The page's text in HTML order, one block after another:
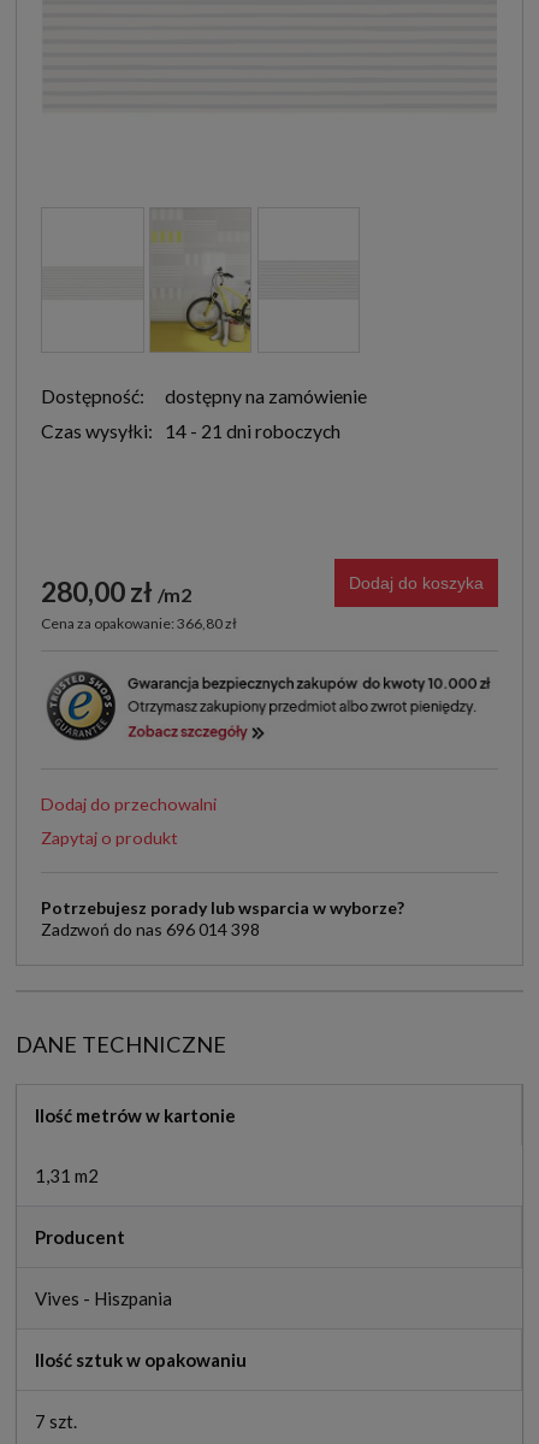
Dostępność:
dostępny na zamówienie
Czas wysyłki:
14 - 21 dni roboczych
280,00 zł m2
Cena za opakowanie: 366,80 zł
Dodaj do koszyka
Dodaj do przechowalni
Zapytaj o produkt
Potrzebujesz porady lub wsparcia w wyborze?
Zadzwoń do nas 696 014 398
DANE TECHNICZNE
Ilość metrów w kartonie
1,31 m2
Producent
Vives - Hiszpania
Ilość sztuk w opakowaniu
7 szt.